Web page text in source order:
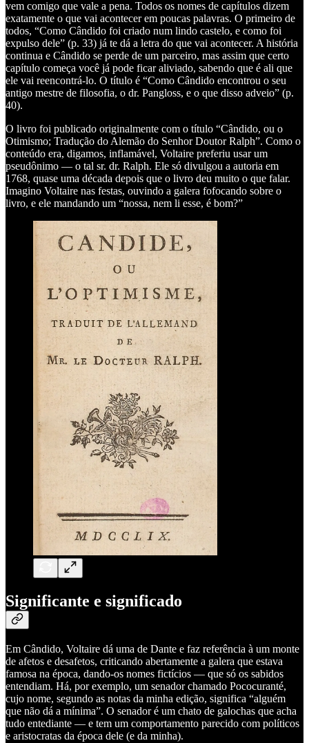
vem comigo que vale a pena. Todos os nomes de capítulos dizem
exatamente o que vai acontecer em poucas palavras. O primeiro de
todos, “Como Cândido foi criado num lindo castelo, e como foi
expulso dele” (p. 33) já te dá a letra do que vai acontecer. A história
continua e Cândido se perde de um parceiro, mas assim que certo
capítulo começa você já pode ficar aliviado, sabendo que é ali que
ele vai reencontrá-lo. O título é “Como Cândido encontrou o seu
antigo mestre de filosofia, o dr. Pangloss, e o que disso adveio” (p.
40).
O livro foi publicado originalmente com o título “Cândido, ou o
Otimismo; Tradução do Alemão do Senhor Doutor Ralph”. Como o
conteúdo era, digamos, inflamável, Voltaire preferiu usar um
pseudônimo — o tal sr. dr. Ralph. Ele só divulgou a autoria em
1768, quase uma década depois que o livro deu muito o que falar.
Imagino Voltaire nas festas, ouvindo a galera fofocando sobre o
livro, e ele mandando um “nossa, nem li esse, é bom?”
Significante e significado
Em Cândido, Voltaire dá uma de Dante e faz referência à um monte
de afetos e desafetos, criticando abertamente a galera que estava
famosa na época, dando-os nomes fictícios — que só os sabidos
entendiam. Há, por exemplo, um senador chamado Pococuranté,
cujo nome, segundo as notas da minha edição, significa “alguém
que não dá a mínima”. O senador é um chato de galochas que acha
tudo entediante — e tem um comportamento parecido com políticos
e aristocratas da época dele (e da minha).